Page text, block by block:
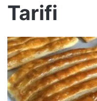
Tarifi